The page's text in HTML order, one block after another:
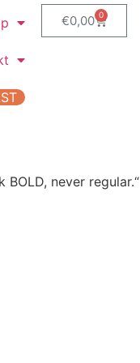
€0,00 0
never regular.“